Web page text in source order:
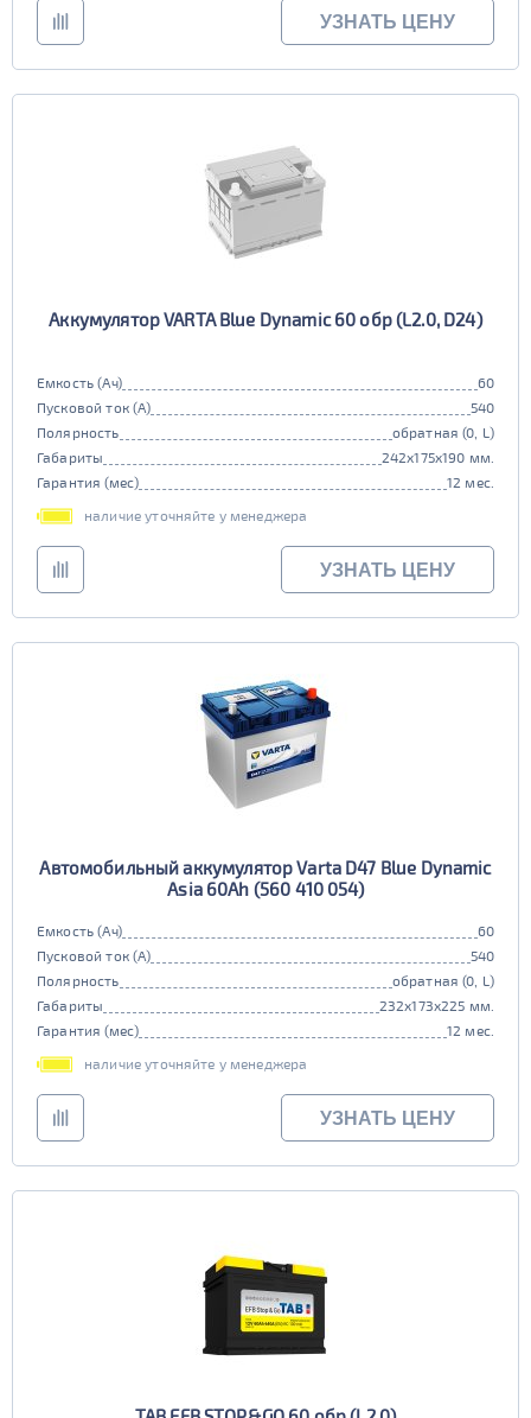
УЗНАТЬ ЦЕНУ
Аккумулятор VARTA Blue Dynamic 60 обр (L2.0, D24)
Емкость (Ач)
60
Пусковой ток (А)
540
Полярность
обратная (0, L)
Габариты
242x175x190 мм.
Гарантия (мес)
12 мес.
наличие уточняйте у менеджера
УЗНАТЬ ЦЕНУ
Автомобильный аккумулятор Varta D47 Blue Dynamic
Asia 60Ah (560 410 054)
Емкость (Ач)
60
Пусковой ток (А)
540
Полярность
обратная (0, L)
Габариты
232x173x225 мм.
Гарантия (мес)
12 мес.
наличие уточняйте у менеджера
УЗНАТЬ ЦЕНУ